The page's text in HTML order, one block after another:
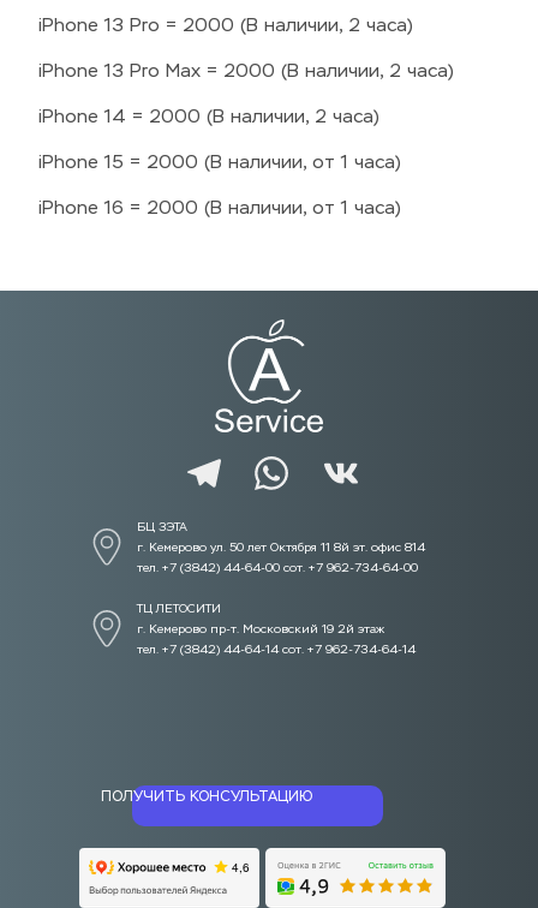
iPhone 13 Pro = 2000 (В наличии, 2 часа)
iPhone 13 Pro Max = 2000 (В наличии, 2 часа)
iPhone 14 = 2000 (В наличии, 2 часа)
iPhone 15 = 2000 (В наличии, от 1 часа)
iPhone 16 = 2000 (В наличии, от 1 часа)
БЦ ЗЭТА
г. Кемерово ул. 50 лет Октября 11 8й эт. офис 814
тел. +7 (3842) 44-64-00 сот. +7 962-734-64-00
ТЦ ЛЕТОСИТИ
г. Кемерово пр-т. Московский 19 2й этаж
тел. +7 (3842) 44-64-14 сот. +7 962-734-64-14
ПОЛУЧИТЬ КОНСУЛЬТАЦИЮ